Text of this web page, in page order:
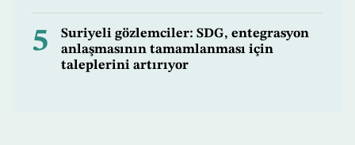
5
Suriyeli gözlemciler: SDG, entegrasyon
anlaşmasının tamamlanması için
taleplerini artırıyor